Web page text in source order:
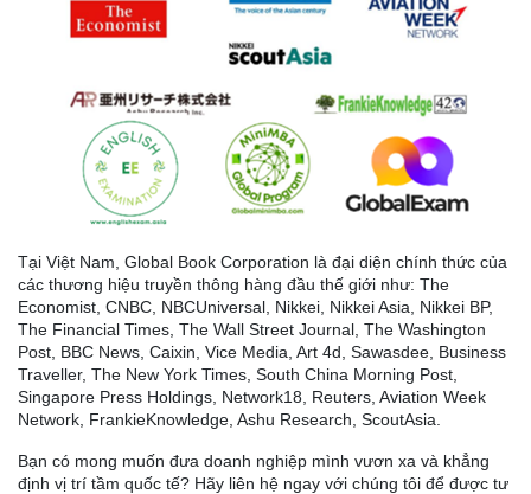
Tại Việt Nam, Global Book Corporation là đại diện chính thức của
các thương hiệu truyền thông hàng đầu thế giới như: The
Economist, CNBC, NBCUniversal, Nikkei, Nikkei Asia, Nikkei BP,
The Financial Times, The Wall Street Journal, The Washington
Post, BBC News, Caixin, Vice Media, Art 4d, Sawasdee, Business
Traveller, The New York Times, South China Morning Post,
Singapore Press Holdings, Network18, Reuters, Aviation Week
Network, FrankieKnowledge, Ashu Research, ScoutAsia.
Bạn có mong muốn đưa doanh nghiệp mình vươn xa và khẳng
định vị trí tầm quốc tế? Hãy liên hệ ngay với chúng tôi để được tư